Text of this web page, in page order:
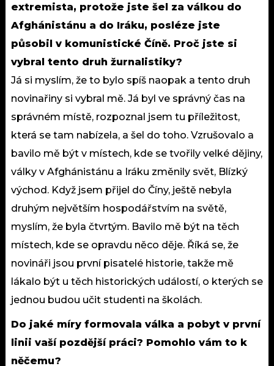
extremista, protože jste šel za válkou do
Afghánistánu a do Iráku, posléze jste
působil v komunistické Číně. Proč jste si
vybral tento druh žurnalistiky?
Já si myslím, že to bylo spíš naopak a tento druh
novinařiny si vybral mě. Já byl ve správný čas na
správném místě, rozpoznal jsem tu příležitost,
která se tam nabízela, a šel do toho. Vzrušovalo a
bavilo mě být v místech, kde se tvořily velké dějiny,
války v Afghánistánu a Iráku změnily svět, Blízký
východ. Když jsem přijel do Číny, ještě nebyla
druhým největším hospodářstvím na světě,
myslím, že byla čtvrtým. Bavilo mě být na těch
místech, kde se opravdu něco děje. Říká se, že
novináři jsou první pisatelé historie, takže mě
lákalo být u těch historických událostí, o kterých se
jednou budou učit studenti na školách.
Do jaké míry formovala válka a pobyt v první
linii vaší pozdější práci? Pomohlo vám to k
něčemu?